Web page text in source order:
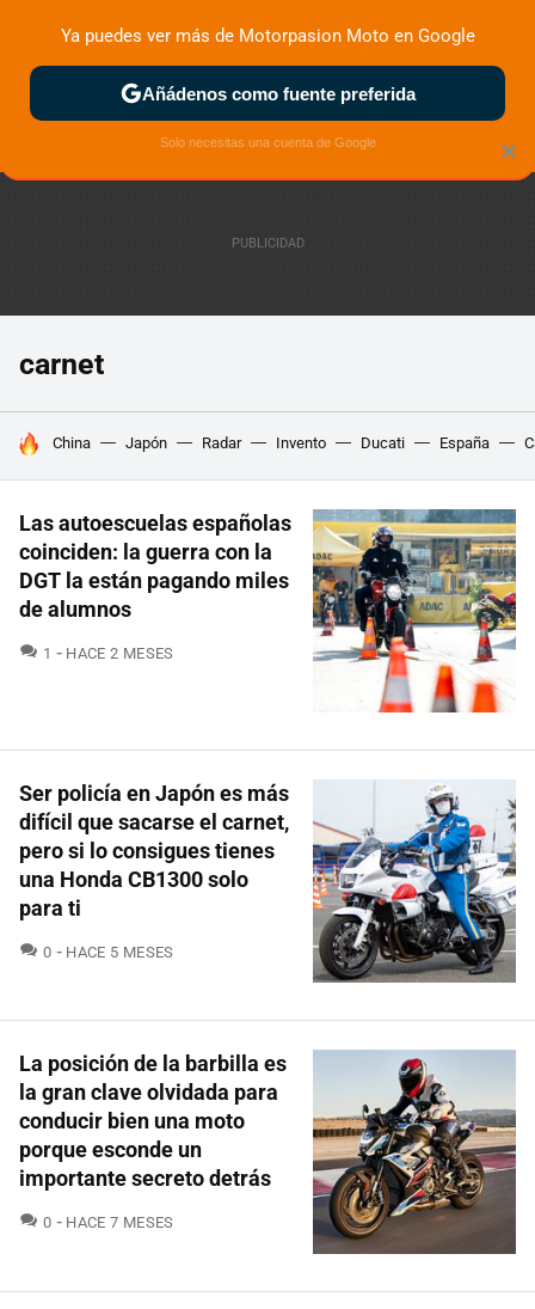
ZONA DE PRUEBAS DEPORTIVAS MOTOS ELÉCTRICAS
carnet
HOY SE HABLA DE
China Japón Radar Invento Ducati España
Las autoescuelas españolas
coinciden: la guerra con la
DGT la están pagando miles
de alumnos
1 COMENTARIOS
HACE 2 MESES
Ser policía en Japón es más
difícil que sacarse el carnet,
pero si lo consigues tienes
una Honda CB1300 solo
para ti
0 COMENTARIOS
HACE 5 MESES
La posición de la barbilla es
la gran clave olvidada para
conducir bien una moto
porque esconde un
importante secreto detrás
0 COMENTARIOS
HACE 7 MESES
×
Ya puedes ver más de Motorpasion Moto en Google
Añádenos como fuente preferida
Solo necesitas una cuenta de Google